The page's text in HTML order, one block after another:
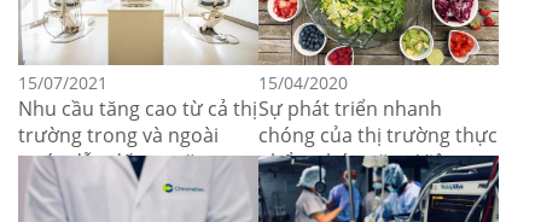
15/07/2021
Nhu cầu tăng cao từ cả thị
trường trong và ngoài
nước dẫn đến sự tăng
trưởng mạnh mẽ của
ngành nha khoa Việt Nam
15/04/2020
Sự phát triển nhanh
chóng của thị trường thực
phẩm chức năng Việt
Nam